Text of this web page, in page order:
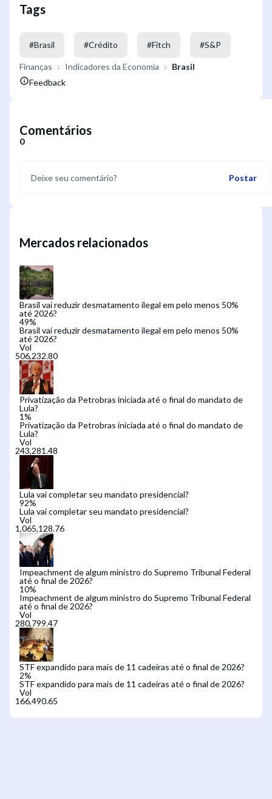
Tags
#Brasil #Crédito #Fitch #S&P
Finanças Indicadores da Economia
Brasil
Feedback
Comentários
0
Postar
Mercados relacionados
Brasil vai reduzir desmatamento ilegal em pelo menos 50%
até 2026?
49%
Brasil vai reduzir desmatamento ilegal em pelo menos 50%
até 2026?
Vol
Privatização da Petrobras iniciada até o final do mandato de
Lula?
1%
Privatização da Petrobras iniciada até o final do mandato de
Lula?
Vol
Lula vai completar seu mandato presidencial?
92%
Lula vai completar seu mandato presidencial?
Vol
Impeachment de algum ministro do Supremo Tribunal Federal
até o final de 2026?
10%
Impeachment de algum ministro do Supremo Tribunal Federal
até o final de 2026?
Vol
STF expandido para mais de 11 cadeiras até o final de 2026?
2%
STF expandido para mais de 11 cadeiras até o final de 2026?
Vol